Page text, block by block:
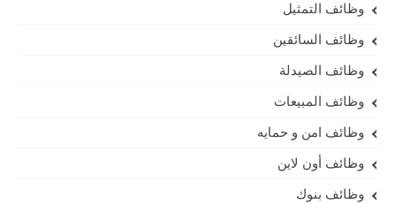
وظائف التمثيل
وظائف السائقين
وظائف الصيدلة
وظائف المبيعات
وظائف امن و حمايه
وظائف أون لاين
وظائف بنوك